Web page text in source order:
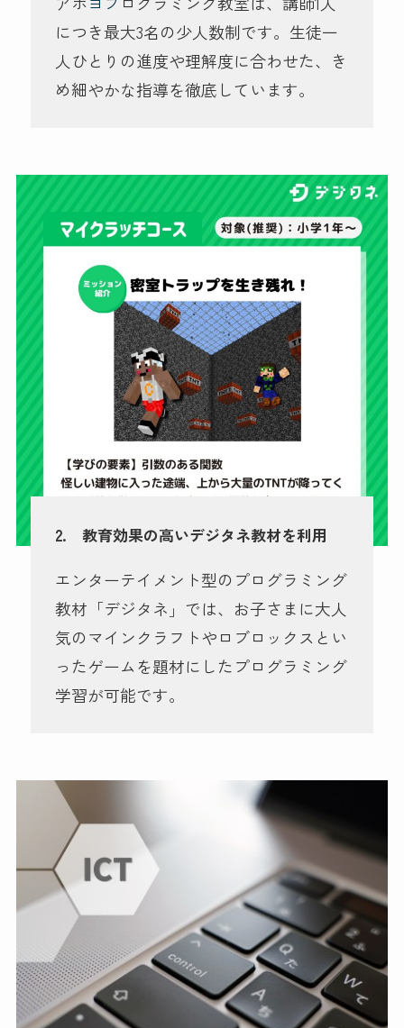
につき最大3名の少人数制です。生徒一
人ひとりの進度や理解度に合わせた、き
め細やかな指導を徹底しています。
2. 教育効果の高いデジタネ教材を利用
エンターテイメント型のプログラミング
教材「デジタネ」では、お子さまに大人
気のマインクラフトやロブロックスとい
ったゲームを題材にしたプログラミング
学習が可能です。